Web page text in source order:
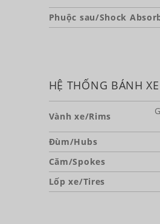
Phuộc sau/Shock
HỆ THỐNG BÁNH XE
Vành xe/Rims
Đùm/Hubs
Căm/Spokes
Lốp xe/Tires